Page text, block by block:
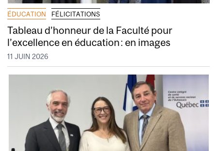
ÉDUCATION FÉLICITATIONS
Tableau d’honneur de la Faculté pour
l’excellence en éducation : en images
11 JUIN 2026